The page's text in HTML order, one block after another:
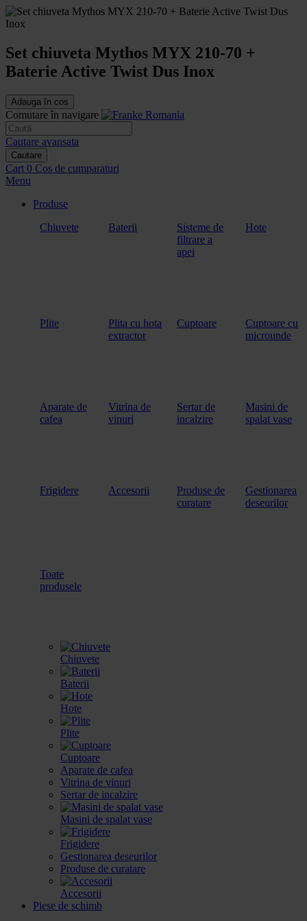
Set chiuveta Mythos MYX 210-70 +
Baterie Active Twist Dus Inox
Adauga în cos
Comutare în navigare
Cautare avansata
Cautare
Cart 0 Cos de cumparaturi
Menu
Produse
Chiuvete
Baterii
Sisteme de
filtrare a
apei
Hote
Plite
Plita cu hota
extractor
Cuptoare
Cuptoare cu
microunde
Aparate de
cafea
Vitrina de
vinuri
Sertar de
incalzire
Masini de
spalat vase
Frigidere Accesorii
Produse de
curatare
Gestionarea
deseurilor
Toate
produsele
Chiuvete
Baterii
Hote
Plite
Cuptoare
Aparate de cafea
Vitrina de vinuri
Sertar de incalzire
Masini de spalat vase
Frigidere
Gestionarea deseurilor
Produse de curatare
Accesorii
Piese de schimb